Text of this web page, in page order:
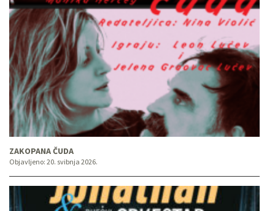
ZAKOPANA ČUDA
Objavljeno: 20. svibnja 2026.